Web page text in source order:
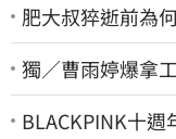
肥大叔猝逝前為
獨／曹雨婷爆拿
BLACKPINK十